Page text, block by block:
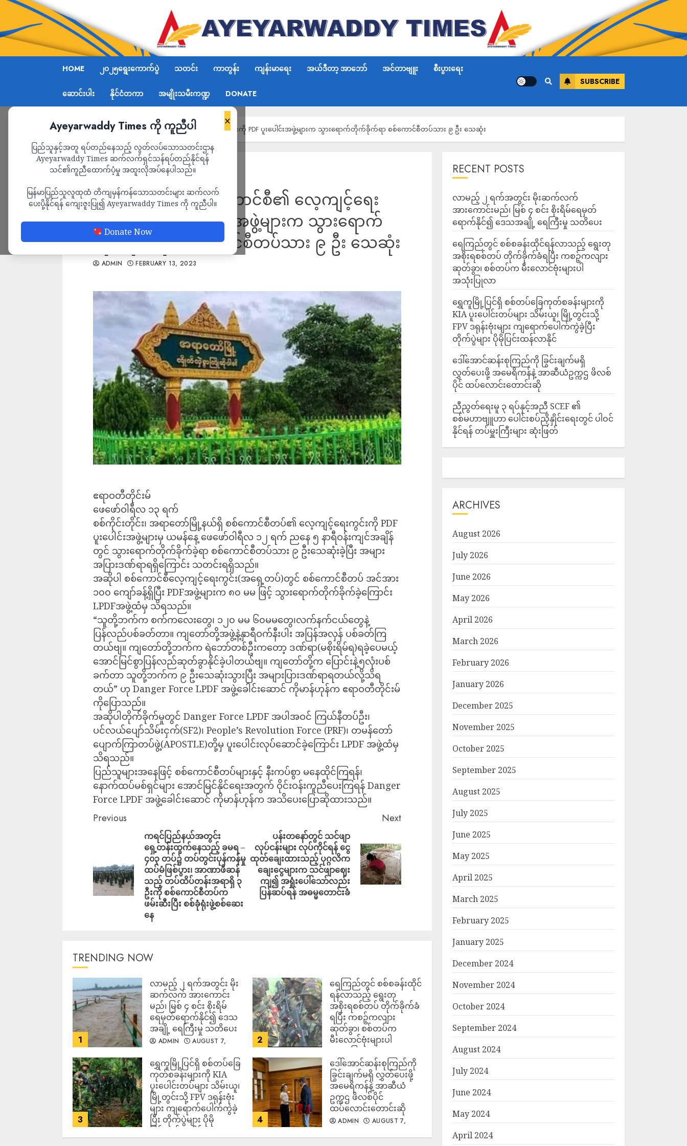
HOME ၂၀၂၅ရွေးကောက်ပွဲ သတင်း ကာတွန်း ကျန်းမာရေး အယ်ဒီတာ့ အာဘော် အင်တာဗျူး စီးပွားရေး
ဆောင်းပါး နိုင်ငံတကာ အမျိုးသမီးကဏ္ဍ DONATE
SUBSCRIBE
×
Ayeyarwaddy Times ကို ကူညီပါ
ပြည်သူနှင့်အတူ ရပ်တည်နေသည့် လွတ်လပ်သောသတင်းဌာန
Ayeyarwaddy Times ဆက်လက်ရှင်သန်ရပ်တည်နိုင်ရန်
သင်၏ကူညီထောက်ပံ့မှု အထူးလိုအပ်နေပါသည်။
မြန်မာပြည်သူလူထုထံ တိကျမှန်ကန်သောသတင်းများ ဆက်လက်
ပေးပို့နိုင်ရန် ကျေးဇူးပြု၍ Ayeyarwaddy Times ကို ကူညီပါ။
Donate Now
Home အရာတော်မြို့ရှိ စစ်ကောင်စီ၏ လေ့ကျင့်ရေးကွင်းကို PDF ပူးပေါင်းအဖွဲ့များက သွားရောက်တိုက်ခိုက်ရာ စစ်ကောင်စီတပ်သား ၉ ဦး သေဆုံး
သတင်း
အရာတော်မြို့ရှိ စစ်ကောင်စီ၏ လေ့ကျင့်ရေး
ကွင်းကို PDF ပူးပေါင်းအဖွဲ့များက သွားရောက်
တိုက်ခိုက်ရာ စစ်ကောင်စီတပ်သား ၉ ဦး သေဆုံး
ADMIN FEBRUARY 13, 2023
ဧရာဝတီတိုင်းမ်
ဖေဖော်ဝါရီလ ၁၃ ရက်
စစ်ကိုင်းတိုင်း၊ အရာတော်မြို့နယ်ရှိ စစ်ကောင်စီတပ်၏ လေ့ကျင့်ရေးကွင်းကို PDF
ပူးပေါင်းအဖွဲ့များမှ ယမန်နေ့ ဖေဖော်ဝါရီလ ၁၂ ရက် ညနေ ၅ နာရီဝန်းကျင်အချိန်
တွင် သွားရောက်တိုက်ခိုက်ခဲ့ရာ စစ်ကောင်စီတပ်သား ၉ ဦးသေဆုံးခဲ့ပြီး အများ
အပြားဒဏ်ရာရရှိကြောင်း သတင်းရရှိသည်။
အဆိုပါ စစ်ကောင်စီလေ့ကျင့်ရေးကွင်း(အရှေ့တပ်)တွင် စစ်ကောင်စီတပ် အင်အား
၁၀၀ ကျော်ခန့်ရှိပြီး PDFအဖွဲ့များက ၈၀ မမ ဖြင့် သွားရောက်တိုက်ခိုက်ခဲ့ကြောင်း
LPDFအဖွဲ့ထံမှ သိရသည်။
“သူတို့ဘက်က စက်ကလေး‌တွေ၊ ၁၂၀ မမ ၆၀မမတွေ၊လက်နက်ငယ်တွေနဲ့
ပြန်လည်ပစ်ခတ်တာ။ ကျတော်တို့အဖွဲ့နဲ့နှာရီဝက်နီးပါး အပြန်အလှန် ပစ်ခတ်ကြ
တယ်ဗျ။ ကျတော်တို့ဘက်က ရဲဘော်တစ်ဦးကတော့ ဒဏ်ရာ(မစိုးရိမ်ရ)ရခဲ့ပေမယ့်
အောင်မြင်စွာပြန်လည်ဆုတ်ခွာနိုင်ခဲ့ပါတယ်ဗျ။ ကျတော်တို့က ပြောင်းနဲ့၅လုံးပစ်
ခက်တာ သူတို့ဘက်က ၉ ဦးသေဆုံးသွားပြီး အများပြားဒဏ်ရာရတယ်လို့သိရ
တယ်” ဟု Danger Force LPDF အဖွဲ့ခေါင်းဆောင် ကိုမာန်ဟုန်က ဧရာဝတီတိုင်းမ်
ကိုပြောသည်။
အဆိုပါတိုက်ခိုက်မှုတွင် Danger Force LPDF အပါအဝင် ကြယ်နီတပ်ဦး၊
ပင်လယ်ပျော်သိမ်းငှက်(SF2)၊ People’s Revolution Force (PRF)၊ တမန်တော်
ပျောက်ကြာတပ်ဖွဲ့(APOSTLE)တို့မှ ပူးပေါင်းလုပ်ဆောင်ခဲ့ကြောင်း LPDF အဖွဲ့ထံမှ
သိရသည်။
ပြည်သူများအနေဖြင့် စစ်ကောင်စီတပ်များနှင့် နီးကပ်စွာ မနေထိုင်ကြရန်၊
နောက်ထပ်မစ်ရှင်များ အောင်မြင်နိုင်ရေးအတွက် ဝိုင်းဝန်းကူညီပေးကြရန် Danger
Force LPDF အဖွဲ့ခေါင်းဆောင် ကိုမာန်ဟုန်က အသိပေးပြောဆိုထားသည်။
Previous
ကရင်ပြည်နယ်အတွင်း
ရှေ့တန်းထွက်နေသည့် ခမရ –
၄၀၃ တပ်၌ တပ်တွင်းပုန်ကန်မှု
ထပ်မံဖြစ်ပွား၊ အာဏာဖီဆန်
သည့် တပ်ထိပ်တန်းအရာရှိ ၃
ဦးကို စစ်ကောင်စီတပ်က
ဖမ်းဆီးပြီး စစ်ခုံရုံးဖွဲ့စစ်ဆေး
နေ
Next
ပန်းတနော်တွင် သင်ဖျာ
လုပ်ငန်းများ လုပ်ကိုင်ရန် ငွေ
ထုတ်ချေးထားသည့် ပုဂ္ဂလိက‌
ချေးငွေများက သင်ဖျာဈေး
ကျ၍ အရှုံးပေါ်‌သော်လည်း
ပြန်ဆပ်ရန် အဓမ္မတောင်းခံ
TRENDING NOW
1
လာမည့် ၂ ရက်အတွင်း မိုး
ဆက်လက် အားကောင်း
မည်၊ မြစ် ၄ စင်း စိုးရိမ်
ရေမှတ်ရောက်နိုင်၍ ဒေသ
အချို့ ရေကြီးမှု သတိပေး
ADMIN
AUGUST 7,
2
ရေကြည်တွင် စစ်စခန်းထိုင်
ရန်လာသည့် ရွေးတု
အစိုးရစစ်တပ် တိုက်ခိုက်ခံ
ရပြီး ကစဉ့်ကလျား
ဆုတ်ခွာ၊ စစ်တပ်က
မီးလောင်ဗုံးများပါ
အသုံးပြုလာ
ADMIN
AUGUST 7,
2026
3
‎ရွှေကူမြို့ပြင်ရှိ စစ်တပ်ခြေ
ကုတ်စခန်းများကို KIA
ပူးပေါင်းတပ်များ သိမ်းယူ၊
မြို့တွင်းသို့ FPV ဒရုန်းဗုံး
များ ကျရောက်ပေါက်ကွဲခဲ့
ပြီး တိုက်ပွဲများ ပိုမို
ပြင်းထန်လာနိုင်
4
ဒေါ်အောင်ဆန်းစုကြည်ကို
ခြွင်းချက်မရှိ လွှတ်ပေးဖို့
အမေရိကန်နဲ့ အာဆီယံ
ဥက္ကဌ ဖိလစ်ပိုင်
ထပ်လောင်းတောင်းဆို
ADMIN
AUGUST 7,
RECENT POSTS
လာမည့် ၂ ရက်အတွင်း မိုးဆက်လက်
အားကောင်းမည်၊ မြစ် ၄ စင်း စိုးရိမ်ရေမှတ်
ရောက်နိုင်၍ ဒေသအချို့ ရေကြီးမှု သတိပေး
ရေကြည်တွင် စစ်စခန်းထိုင်ရန်လာသည့် ရွေးတု
အစိုးရစစ်တပ် တိုက်ခိုက်ခံရပြီး ကစဉ့်ကလျား
ဆုတ်ခွာ၊ စစ်တပ်က မီးလောင်ဗုံးများပါ
အသုံးပြုလာ
‎ရွှေကူမြို့ပြင်ရှိ စစ်တပ်ခြေကုတ်စခန်းများကို
KIA ပူးပေါင်းတပ်များ သိမ်းယူ၊ မြို့တွင်းသို့
FPV ဒရုန်းဗုံးများ ကျရောက်ပေါက်ကွဲခဲ့ပြီး
တိုက်ပွဲများ ပိုမိုပြင်းထန်လာနိုင်
ဒေါ်အောင်ဆန်းစုကြည်ကို ခြွင်းချက်မရှိ
လွှတ်ပေးဖို့ အမေရိကန်နဲ့ အာဆီယံဥက္ကဌ ဖိလစ်
ပိုင် ထပ်လောင်းတောင်းဆို
ညီညွတ်ရေးမူ ၃ ရပ်နှင့်အညီ SCEF ၏
စစ်မဟာဗျူဟာ ပေါင်းစပ်ညှိနှိုင်းရေးတွင် ပါဝင်
နိုင်ရန် တပ်မှူးကြီးများ ဆုံးဖြတ်
ARCHIVES
August 2026
July 2026
June 2026
May 2026
April 2026
March 2026
February 2026
January 2026
December 2025
November 2025
October 2025
September 2025
August 2025
July 2025
June 2025
May 2025
April 2025
March 2025
February 2025
January 2025
December 2024
November 2024
October 2024
September 2024
August 2024
July 2024
June 2024
May 2024
April 2024